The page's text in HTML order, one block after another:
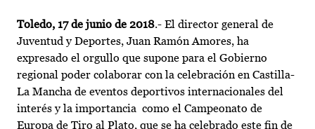
Toledo, 17 de junio de 2018.- El director general de
Juventud y Deportes, Juan Ramón Amores, ha
expresado el orgullo que supone para el Gobierno
regional poder colaborar con la celebración en Castilla-
La Mancha de eventos deportivos internacionales del
interés y la importancia como el Campeonato de
Europa de Tiro al Plato, que se ha celebrado este fin de